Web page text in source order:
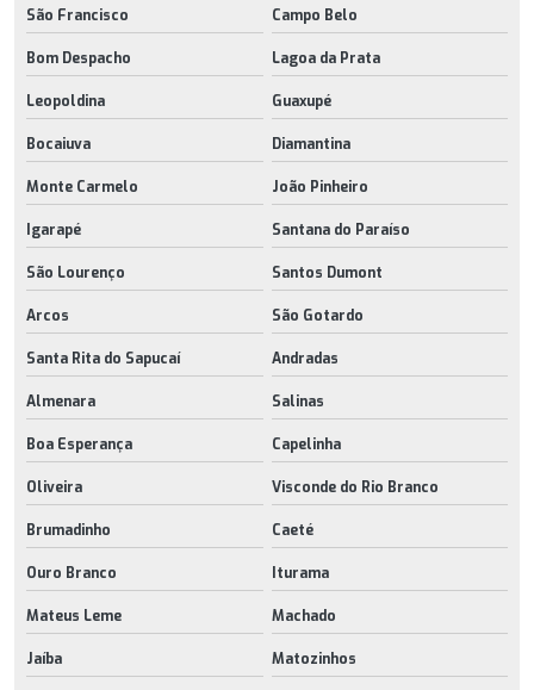
São Francisco Campo Belo
Bom Despacho Lagoa da Prata
Leopoldina Guaxupé
Bocaiuva Diamantina
Monte Carmelo João Pinheiro
Igarapé Santana do Paraíso
São Lourenço Santos Dumont
Arcos São Gotardo
Santa Rita do Sapucaí Andradas
Almenara Salinas
Boa Esperança Capelinha
Oliveira Visconde do Rio Branco
Brumadinho Caeté
Ouro Branco Iturama
Mateus Leme Machado
Jaíba Matozinhos